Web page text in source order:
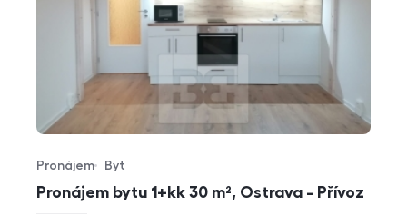
Pronájem bytu 1+kk 30 m², Ostrava - Přívoz
Typ nabídky
Pronájem
Typ nemovitosti
Byt